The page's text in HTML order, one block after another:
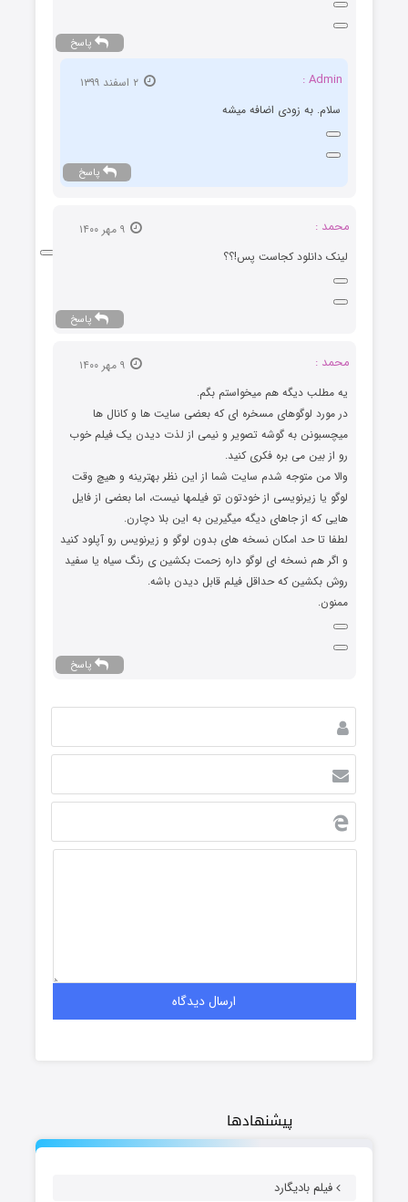
پیشنهادها
فیلم بادیگارد
پاسخ
Admin :
سلام. به زودی اضافه میشه
پاسخ
محمد :
لینک دانلود کجاست پس!؟؟
پاسخ
محمد :
یه مطلب دیگه هم میخواستم بگم.
در مورد لوگوهای مسخره ای که بعضی سایت ها و کانال ها
میچسبونن به گوشه تصویر و نیمی از لذت دیدن یک فیلم خوب
رو از بین می بره فکری کنید.
والا من متوجه شدم سایت شما از این نظر بهترینه و هیچ وقت
لوگو یا زیرنویسی از خودتون تو فیلمها نیست، اما بعضی از فایل
هایی که از جاهای دیگه میگیرین به این بلا دچارن.
لطفا تا حد امکان نسخه های بدون لوگو و زیرنویس رو آپلود کنید
و اگر هم نسخه ای لوگو داره زحمت بکشین ی رنگ سیاه یا سفید
روش بکشین که حداقل فیلم قابل دیدن باشه.
ممنون.
پاسخ